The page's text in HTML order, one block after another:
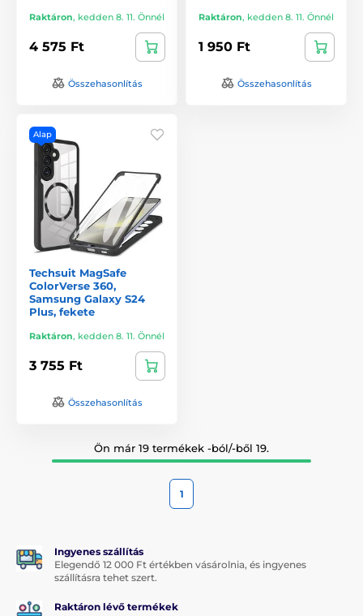
Raktáron, kedden 8. 11. Önnél
4 575 Ft
Összehasonlítás
Raktáron, kedden 8. 11. Önnél
1 950 Ft
Összehasonlítás
Alap
Techsuit MagSafe
ColorVerse 360,
Samsung Galaxy S24
Plus, fekete
Raktáron, kedden 8. 11. Önnél
3 755 Ft
Összehasonlítás
Ön már 19 termékek -ból/-ből 19.
1
Ingyenes szállítás
Elegendő 12 000 Ft értékben vásárolnia, és ingyenes
szállításra tehet szert.
Raktáron lévő termékek